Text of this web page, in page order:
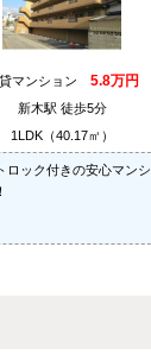
マンション 5.8万円
新木駅 徒歩5分
1LDK（40.17㎡）
ロック付きの安心マンシ